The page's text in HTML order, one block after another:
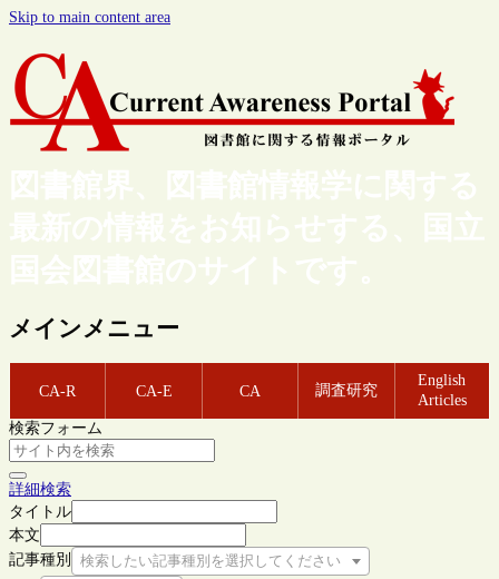
Skip to main content area
図書館界、図書館情報学に関する
最新の情報をお知らせする、国立
国会図書館のサイトです。
メインメニュー
CA-R CA-E CA 調査研究
English
Articles
検索フォーム
詳細検索
タイトル
本文
記事種別
検索したい記事種別を選択してください